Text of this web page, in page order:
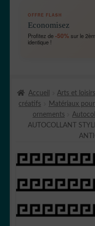
🖨 3D et divers
🐣 Décoration
Générateur de sticker
☕ Mugs
Fait au Japon 🇯🇵
OFFRE FLASH
Economisez
Profitez de-50%sur le
identique !
Accueil Arts et loisirs
créatifs
Matériaux
ornements
AUTOCOLLANT